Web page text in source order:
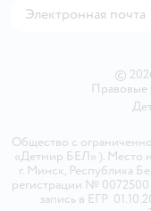
©
Правовые
Общество с
«Детмир БЕЛ» ). Место
г. Минск, Республика
регистрации №
запись в ЕГР